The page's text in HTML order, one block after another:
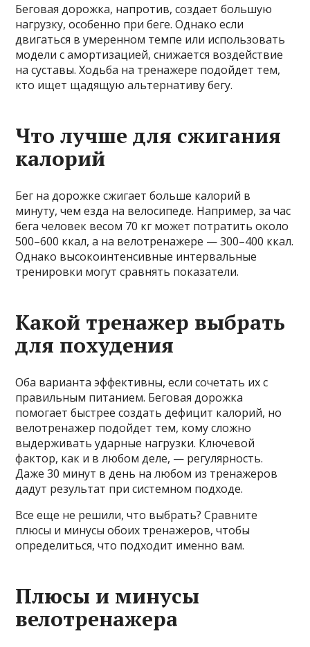
Беговая дорожка, напротив, создает большую
нагрузку, особенно при беге. Однако если
двигаться в умеренном темпе или использовать
модели с амортизацией, снижается воздействие
на суставы. Ходьба на тренажере подойдет тем,
кто ищет щадящую альтернативу бегу.
Что лучше для сжигания
калорий
Бег на дорожке сжигает больше калорий в
минуту, чем езда на велосипеде. Например, за час
бега человек весом 70 кг может потратить около
500–600 ккал, а на велотренажере — 300–400 ккал.
Однако высокоинтенсивные интервальные
тренировки могут сравнять показатели.
Какой тренажер выбрать
для похудения
Оба варианта эффективны, если сочетать их с
правильным питанием. Беговая дорожка
помогает быстрее создать дефицит калорий, но
велотренажер подойдет тем, кому сложно
выдерживать ударные нагрузки. Ключевой
фактор, как и в любом деле, — регулярность.
Даже 30 минут в день на любом из тренажеров
дадут результат при системном подходе.
Все еще не решили, что выбрать? Сравните
плюсы и минусы обоих тренажеров, чтобы
определиться, что подходит именно вам.
Плюсы и минусы
велотренажера